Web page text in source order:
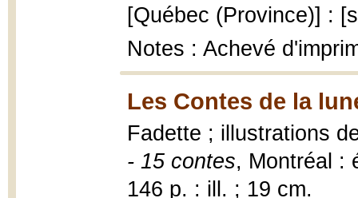
[Québec (Province)] :
Notes : Achevé
Les Contes de la
Fadette ; illustrations
- 15 contes, Montréal :
146 p. : ill. ; 19 cm.